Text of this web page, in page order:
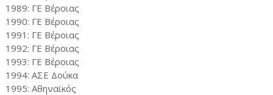
1989: ΓΕ Βέροιας
1990: ΓΕ Βέροιας
1991: ΓΕ Βέροιας
1992: ΓΕ Βέροιας
1993: ΓΕ Βέροιας
1994: ΑΣΕ Δούκα
1995: Αθηναϊκός